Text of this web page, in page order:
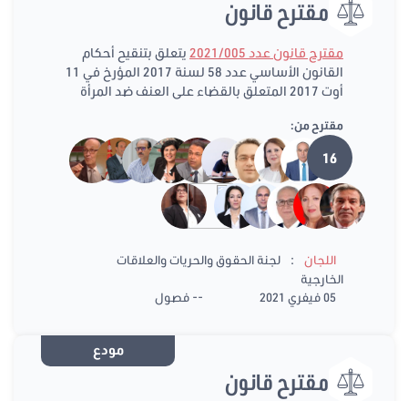
مقترح قانون
مقترح قانون عدد 2021/005
يتعلق بتنقيح أحكام
القانون الأساسي عدد 58 لسنة 2017 المؤرخ في 11
أوت 2017 المتعلق بالقضاء على العنف ضد المرأة
مقترح من:
16
اللجان :
لجنة الحقوق والحريات والعلاقات
الخارجية
05 فيفري 2021
-- فصول
مودع
مقترح قانون